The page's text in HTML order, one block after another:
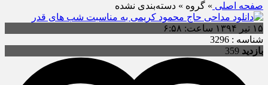
صفحه اصلی » گروه » دسته‌بندی نشده
۱۵ تیر ۱۳۹۴ ساعت: ۶:۵۸
شناسه : 3296
بازدید 359